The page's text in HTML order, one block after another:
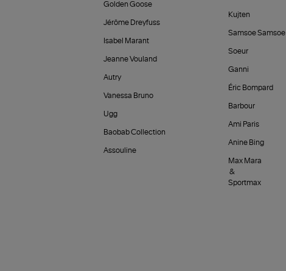
Golden Goose
Jérôme Dreyfuss
Isabel Marant
Jeanne Vouland
Autry
Vanessa Bruno
Ugg
Baobab Collection
Assouline
Kujten
Samsoe Samsoe
Soeur
Ganni
Éric Bompard
Barbour
Ami Paris
Anine Bing
Max Mara
&
Sportmax